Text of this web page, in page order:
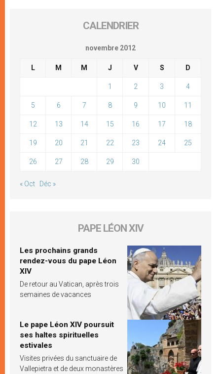
CALENDRIER
novembre 2012
L M M J V S D
1 2 3 4
5 6 7 8 9 10 11
12 13 14 15 16 17 18
19 20 21 22 23 24 25
26 27 28 29 30
« Oct Déc »
PAPE LÉON XIV
Les prochains grands
rendez-vous du pape Léon
XIV
De retour au Vatican, après trois
semaines de vacances
Le pape Léon XIV poursuit
ses haltes spirituelles
estivales
Visites privées du sanctuaire de
Vallepietra et de deux monastères